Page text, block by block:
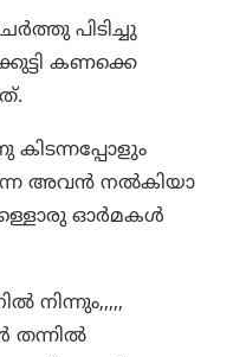
പിടിച്ചു
കണക്കെ
അവൻ നൽകിയാ
ഓർമകൾ
നിന്നും,,,,,
തന്നിൽ